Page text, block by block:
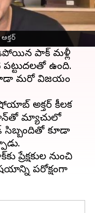
మరో కీలక పోరుకు
వేదికగా ఇవాళ
పాక్ మళ్లీ
ఉంది.
కూడా మరో విజయం
అక్తర్ కీలక
మ్యాచులో
సిబ్బందితో కూడా
ప్రేక్షకుల నుంచి
పరోక్షంగా